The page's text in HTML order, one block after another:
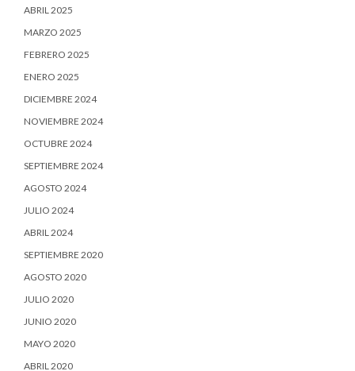
ABRIL 2025
MARZO 2025
FEBRERO 2025
ENERO 2025
DICIEMBRE 2024
NOVIEMBRE 2024
OCTUBRE 2024
SEPTIEMBRE 2024
AGOSTO 2024
JULIO 2024
ABRIL 2024
SEPTIEMBRE 2020
AGOSTO 2020
JULIO 2020
JUNIO 2020
MAYO 2020
ABRIL 2020